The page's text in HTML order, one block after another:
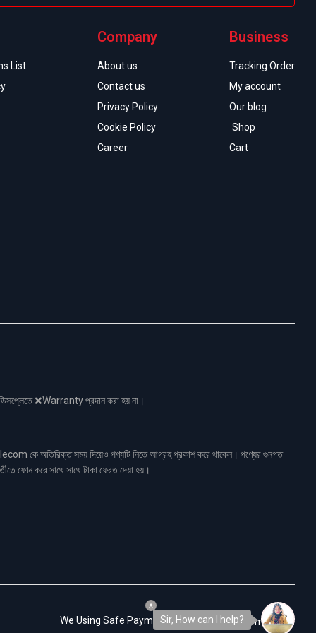
List
Company
About us
Contact us
Privacy Policy
Cookie Policy
Career
Business
Tracking Order
My account
Our blog
Shop
Cart
❌Warranty প্রদান করা হয় না।
কে অতিরিক্ত সময় দিয়েও পণ্যটি নিতে আগ্রহ প্রকাশ করে থাকেন। পণ্যের গুনগত
ফোন করে সাথে সাথে টাকা ফেরত দেয়া হয়।
We Using Safe Payment For:Sir, How can I help?
x